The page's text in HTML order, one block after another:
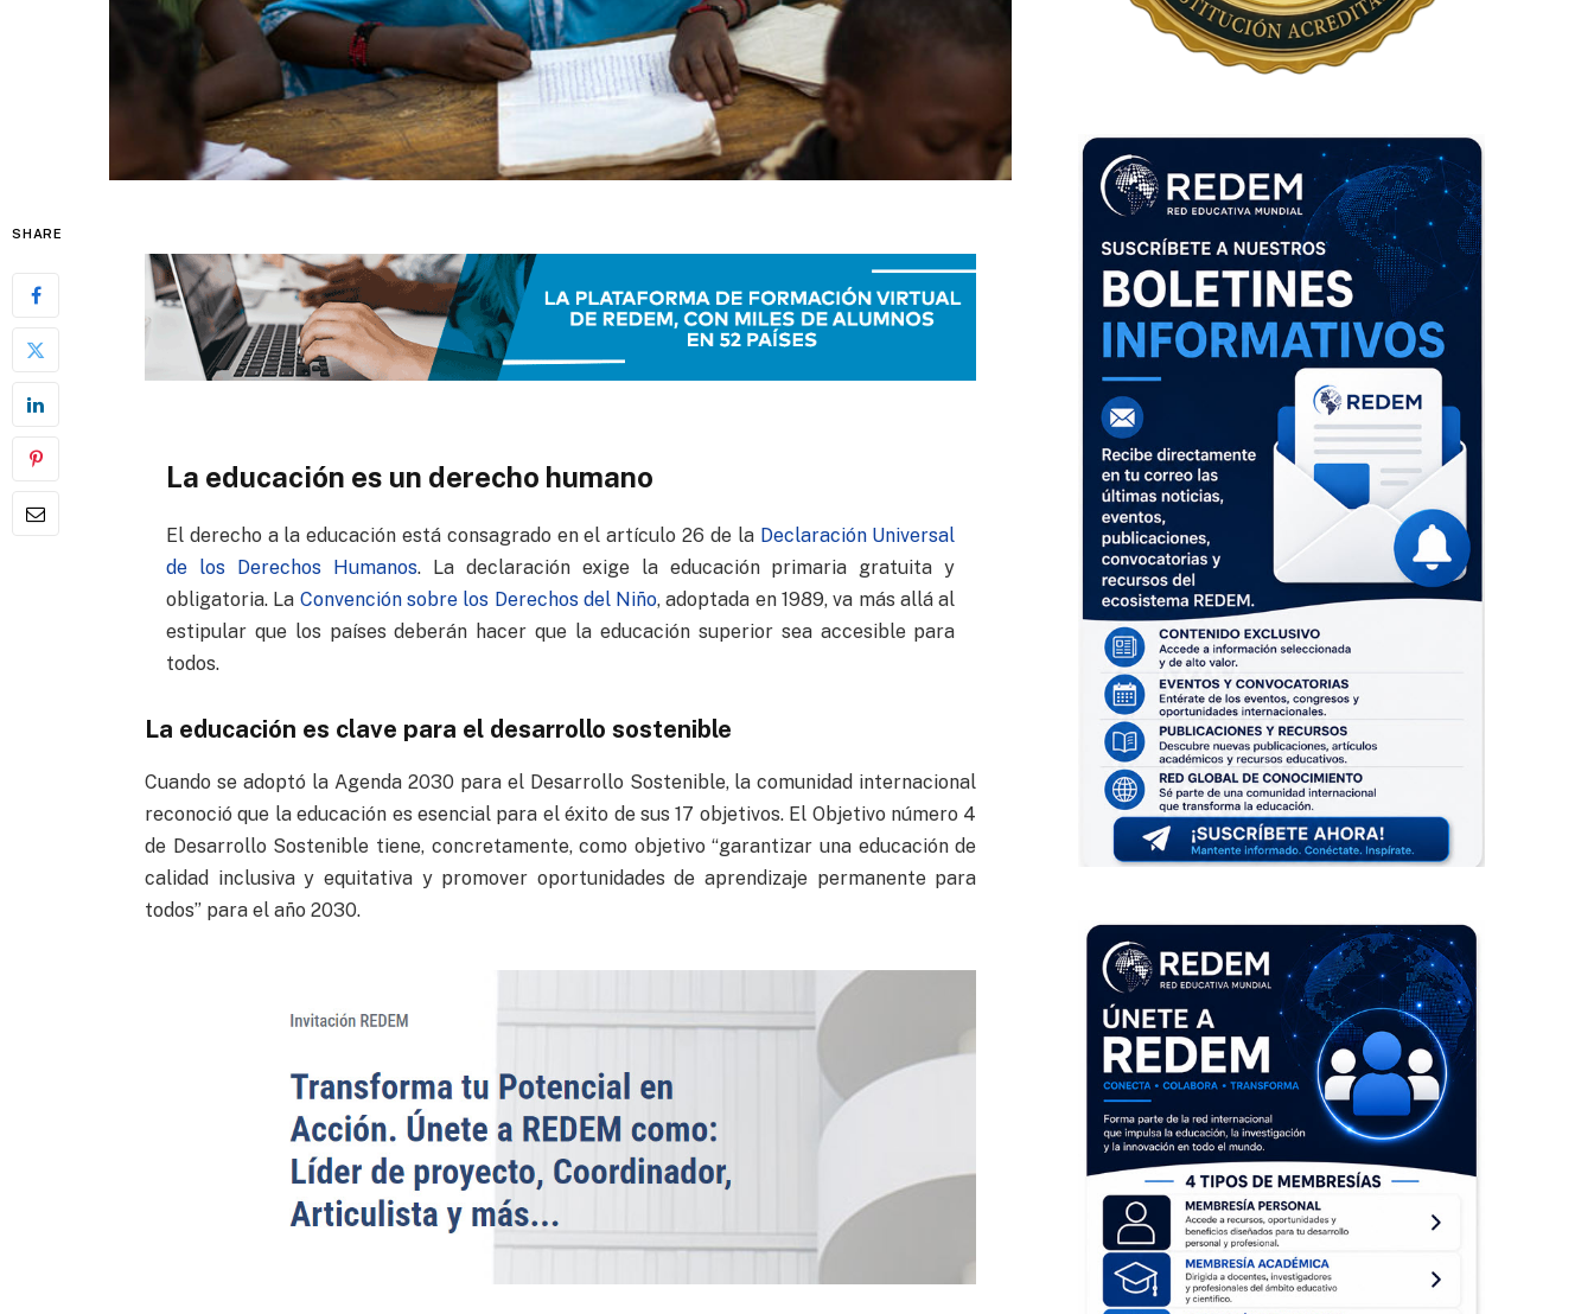
SHARE
La educación es un derecho humano
El derecho a la educación está consagrado en el artículo 26 de la Declaración Universal
de los Derechos Humanos. La declaración exige la educación primaria gratuita y
obligatoria. La Convención sobre los Derechos del Niño, adoptada en 1989, va más allá al
estipular que los países deberán hacer que la educación superior sea accesible para
todos.
La educación es clave para el desarrollo sostenible
Cuando se adoptó la Agenda 2030 para el Desarrollo Sostenible, la comunidad internacional
reconoció que la educación es esencial para el éxito de sus 17 objetivos. El Objetivo número 4
de Desarrollo Sostenible tiene, concretamente, como objetivo “garantizar una educación de
calidad inclusiva y equitativa y promover oportunidades de aprendizaje permanente para
todos” para el año 2030.